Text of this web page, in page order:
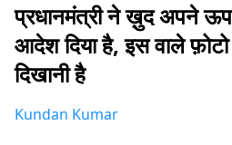
प्रधानमंत्री ने ख़ुद अपने
आदेश दिया है, इस वाले फ़ोटो
दिखानी है
Kundan Kumar